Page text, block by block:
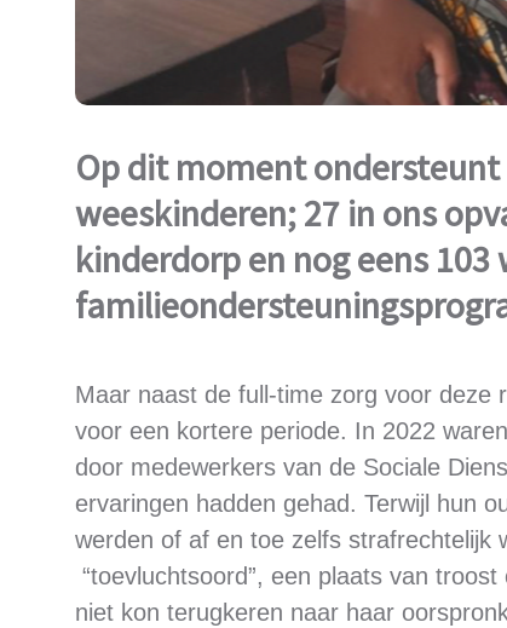
Op dit moment
weeskinderen; 27 in ons
kinderdorp en nog eens
Maar naast de full-time zorg voor deze
voor een kortere periode. In 2022
door medewerkers van de Sociale
ervaringen hadden gehad. Terwijl hun
werden of af en toe zelfs strafrechtelijk
“toevluchtsoord”, een plaats van
niet kon terugkeren naar haar